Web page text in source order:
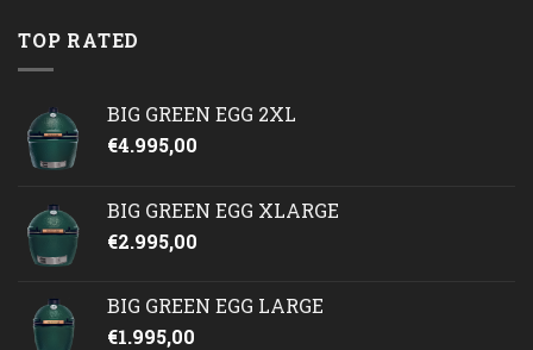
TOP RATED
BIG GREEN EGG 2XL
€4.995,00
BIG GREEN EGG XLARGE
€2.995,00
BIG GREEN EGG LARGE
€1.995,00